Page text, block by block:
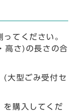
てください。
高さ)の長さの合
(大型ごみ受付セ
を購入してくだ